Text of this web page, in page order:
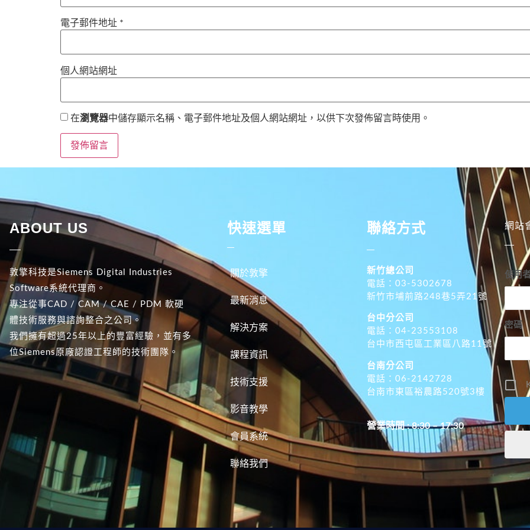
電子郵件地址 *
個人網站網址
在瀏覽器中儲存顯示名稱、電子郵件地址及個人網站網址，以供下次發佈留言時使用。
ABOUT US
敦擎科技是Siemens Digital Industries
Software系統代理商。
專注從事CAD / CAM / CAE / PDM 軟硬
體技術服務與諮詢整合之公司。
我們擁有超過25年以上的豐富經驗，並有多
位Siemens原廠認證工程師的技術團隊。
快速選單
關於敦擎
最新消息
解決方案
課程資訊
技術支援
影音教學
會員系統
聯絡我們
聯絡方式
新竹總公司
電話：03-5302678
新竹市埔前路248巷5弄21號
台中分公司
電話：04-23553108
台中市西屯區工業區八路11號
台南分公司
電話：06-2142728
台南市東區裕農路520號3樓
營業時間 : 8:30 – 17:30
網站
使用
密碼